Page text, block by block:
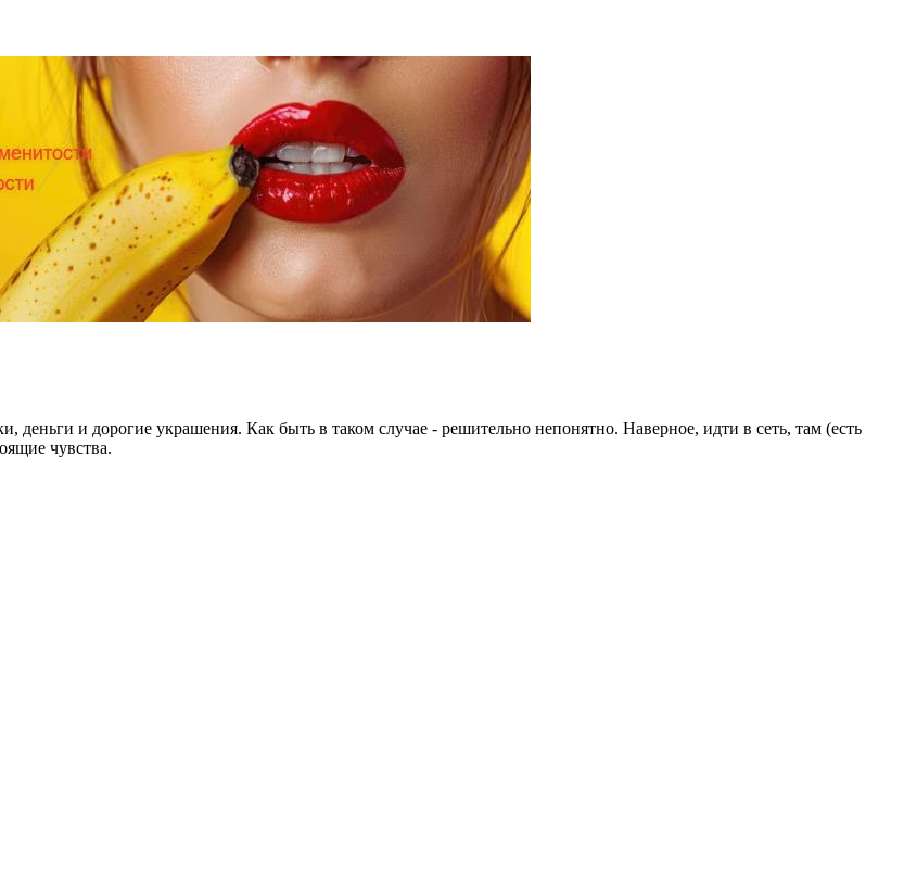
и дорогие украшения. Как быть в таком случае - решительно непонятно. Наверное, идти в сеть, там (есть
чувства.